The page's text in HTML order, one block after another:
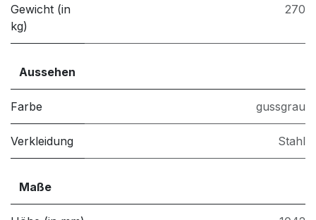
Gewicht (in
kg)
270
Aussehen
Farbe gussgrau
Verkleidung Stahl
Maße